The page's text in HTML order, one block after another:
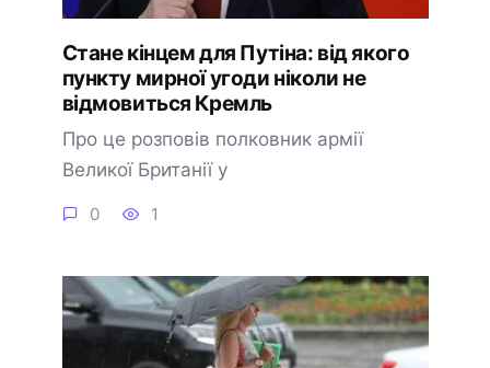
Стане кінцем для Путіна: від якого
пункту мирної угоди ніколи не
відмовиться Кремль
Про це розповів полковник армії
Великої Британії у
0 1